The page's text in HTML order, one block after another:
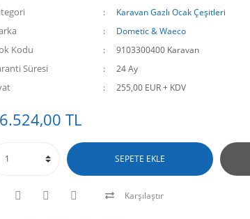
Karavan Gazlı Ocak Çeşitleri
Dometic & Waeco
Kodu 9103300400 Karavan
Süresi 24 Ay
255,00 EUR + KDV
TL
SEPETE EKLE
Karşılaştır